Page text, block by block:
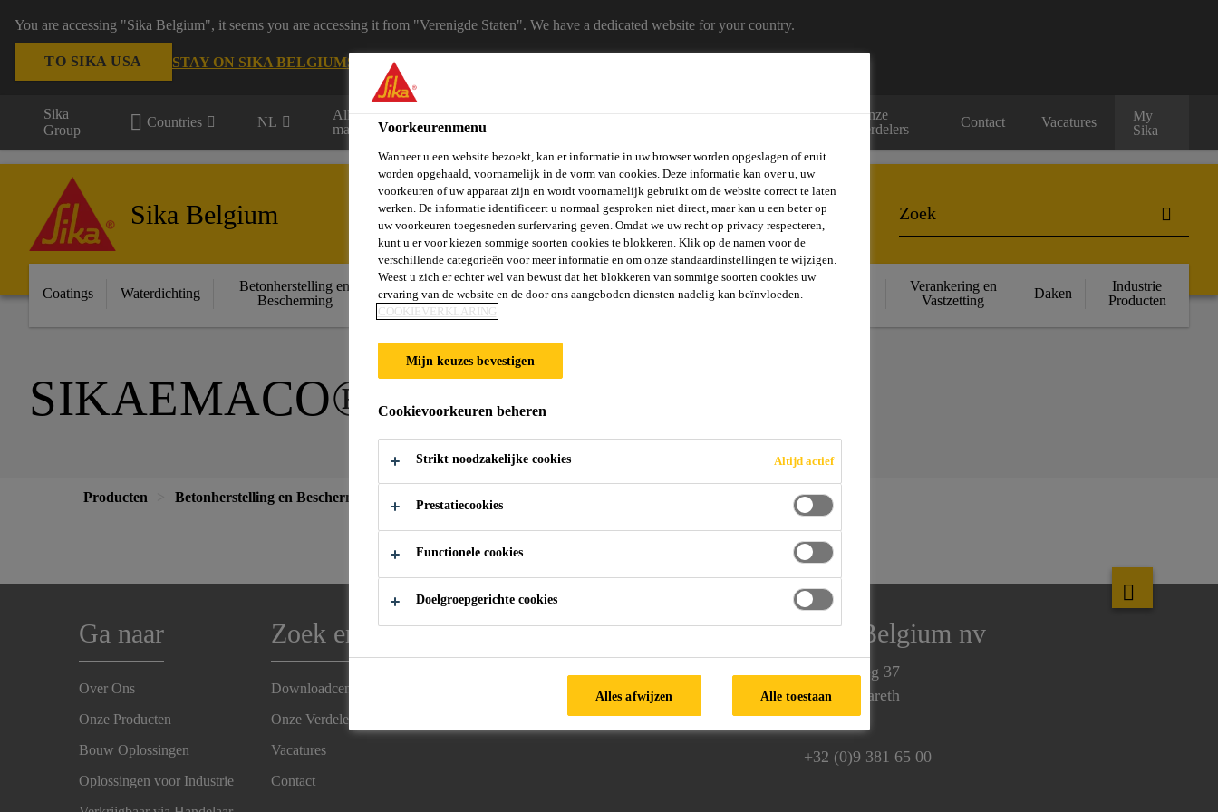
You are accessing "Sika Belgium", it seems you are accessing it from "Verenigde Staten". We have a dedicated website for your country.
TO SIKA USA STAY ON SIKA BELGIUMSELECT A COUNTRY
Sika
Group
Countries NL
Alle
markten
Producten
Onze
verdelers
Contact Vacatures
My
Sika
Sika Belgium
Coatings Waterdichting
Betonherstelling en
Bescherming
Gevels, Wanden &
Balkons
Vloeren
Verlijmen en
Afdichten
Beton
Structurele
Versterking
Verankering en
Vastzetting
Daken
Industrie
Producten
SIKAEMACO®
Producten Betonherstelling en Bescherming SikaEmaco®
Ga naar
Over Ons
Onze Producten
Bouw Oplossingen
Oplossingen voor Industrie
Zoek en Vind
Downloadcenter
Onze Verdelers
Vacatures
Contact
Volg ons Sika Belgium nv
Venecoweg 37
9810 Nazareth
Belgium
+32 (0)9 381 65 00
Voorkeurenmenu
Wanneer u een website bezoekt, kan er informatie in uw browser worden opgeslagen of eruit
worden opgehaald, voornamelijk in de vorm van cookies. Deze informatie kan over u, uw
voorkeuren of uw apparaat zijn en wordt voornamelijk gebruikt om de website correct te laten
werken. De informatie identificeert u normaal gesproken niet direct, maar kan u een beter op
uw voorkeuren toegesneden surfervaring geven. Omdat we uw recht op privacy respecteren,
kunt u er voor kiezen sommige soorten cookies te blokkeren. Klik op de namen voor de
verschillende categorieën voor meer informatie en om onze standaardinstellingen te wijzigen.
Weest u zich er echter wel van bewust dat het blokkeren van sommige soorten cookies uw
ervaring van de website en de door ons aangeboden diensten nadelig kan beïnvloeden.
COOKIEVERKLARING
Mijn keuzes bevestigen
Cookievoorkeuren beheren
Strikt noodzakelijke cookies Altijd actief
Prestatiecookies
Functionele cookies
Doelgroepgerichte cookies
Alles afwijzen Alle toestaan